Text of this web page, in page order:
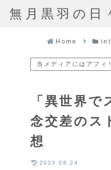
無月黒羽の日
Home
当メディアにはアフィ
「異世界
念交差のス
想
2023.08.24